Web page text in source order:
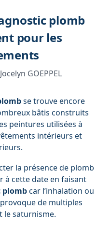
plomb
pour les
Jocelyn GOEPPEL
se trouve encore
bâtis construits
peintures utilisées à
intérieurs et
la présence de plomb
à cette date en faisant
plombcar l’inhalation ou
de multiples
le saturnisme.